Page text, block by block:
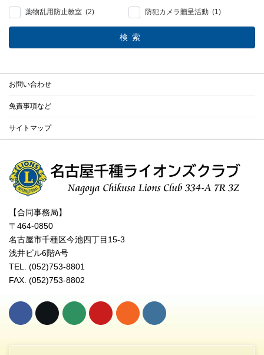
薬物乱用防止教室 (2) 防犯カメラ贈呈活動 (1)
検索
お問い合わせ
免責事項など
サイトマップ
【合同事務局】
〒464-0850
名古屋市千種区今池四丁目15-3
浅井ビル6階A号
TEL. (052)753-8801
FAX. (052)753-8802